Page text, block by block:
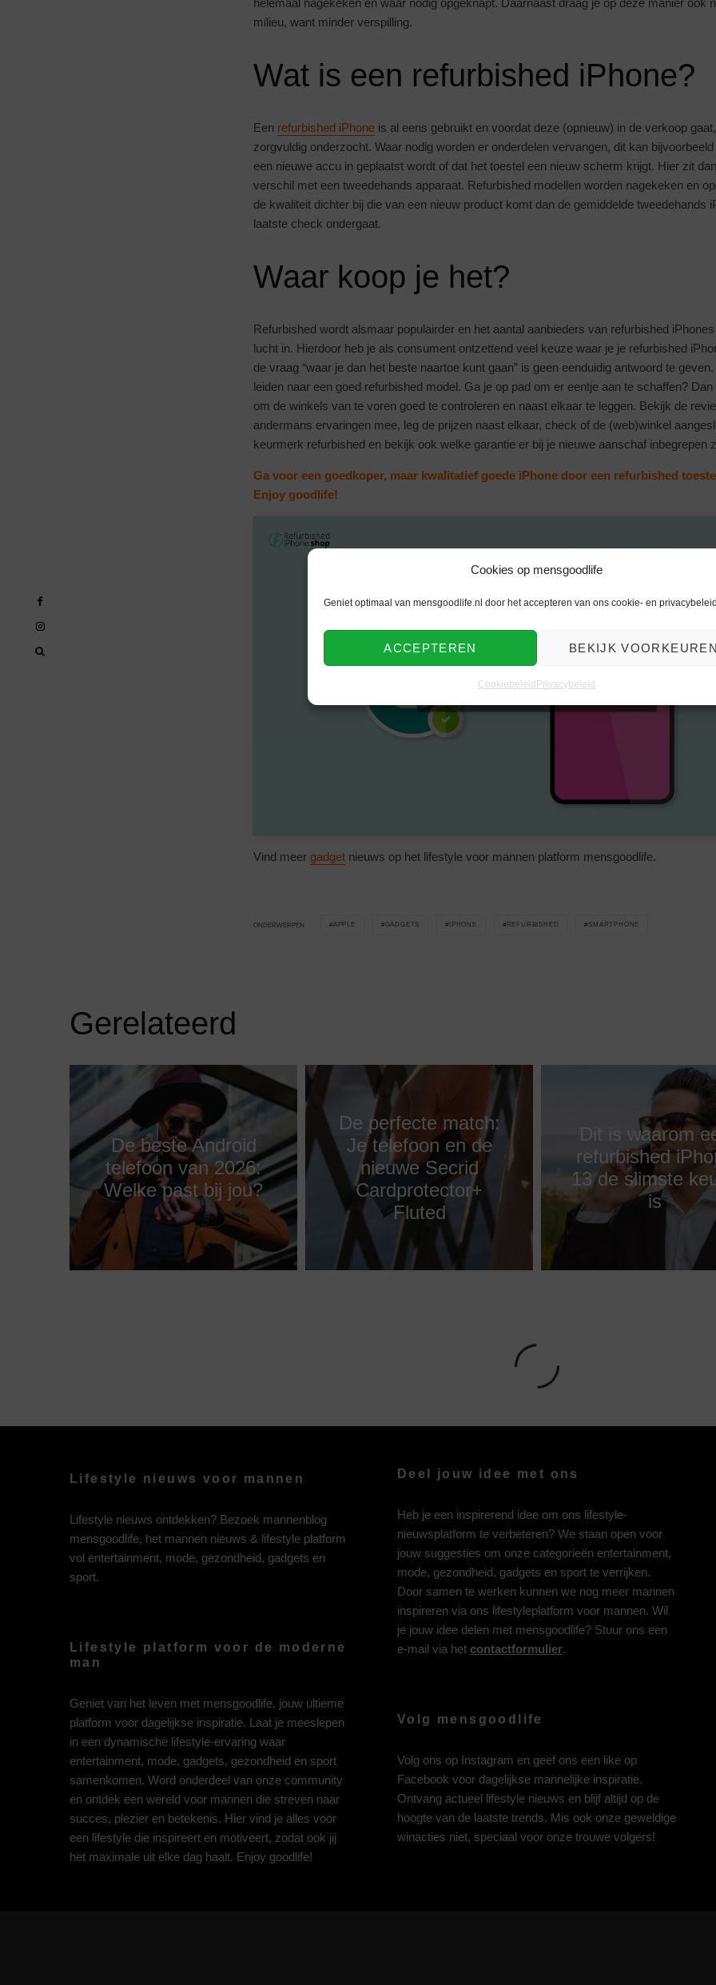
Cookies op mensgoodlife
Geniet optimaal van mensgoodlife.nl door het accepteren van ons cookie- en
ACCEPTEREN BEKIJK
Cookiebeleid Privacybeleid
helemaal nagekeken en waar nodig opgeknapt. Daarnaast draag je op deze manier ook
milieu, want minder verspilling.
Wat is een refurbished iPhone?
Een refurbished iPhone is al eens gebruikt en voordat deze (opnieuw) in de verkoop
zorgvuldig onderzocht. Waar nodig worden er onderdelen vervangen, dit kan
een nieuwe accu in geplaatst wordt of dat het toestel een nieuw scherm krijgt. Hier zit
verschil met een tweedehands apparaat. Refurbished modellen worden nagekeken en
de kwaliteit dichter bij die van een nieuw product komt dan de gemiddelde tweedehands
laatste check ondergaat.
Waar koop je het?
Refurbished wordt alsmaar populairder en het aantal aanbieders van refurbished
lucht in. Hierdoor heb je als consument ontzettend veel keuze waar je je refurbished
de vraag “waar je dan het beste naartoe kunt gaan” is geen eenduidig antwoord te
leiden naar een goed refurbished model. Ga je op pad om er eentje aan te schaffen?
om de winkels van te voren goed te controleren en naast elkaar te leggen. Bekijk de
andermans ervaringen mee, leg de prijzen naast elkaar, check of de (web)winkel
keurmerk refurbished en bekijk ook welke garantie er bij je nieuwe aanschaf inbegrepen
Ga voor een goedkoper, maar kwalitatief goede iPhone door een refurbished
Enjoy goodlife!
Vind meer gadget nieuws op het lifestyle voor mannen platform mensgoodlife.
ONDERWERPEN APPLE GADGETS IPHONE REFURBISHED SMARTPHONE
Gerelateerd
De beste Android
telefoon van 2026:
Welke past bij jou?
De perfecte match:
Je telefoon en de
nieuwe Secrid
Cardprotector+
Fluted
Dit is waarom
refurbished
13 de slimste
is
Lifestyle nieuws voor mannen
Lifestyle nieuws ontdekken? Bezoek mannenblog
mensgoodlife, het mannen nieuws & lifestyle platform
vol entertainment, mode, gezondheid, gadgets en
sport.
Lifestyle platform voor de moderne
man
Geniet van het leven met mensgoodlife, jouw ultieme
platform voor dagelijkse inspiratie. Laat je meeslepen
in een dynamische lifestyle-ervaring waar
entertainment, mode, gadgets, gezondheid en sport
samenkomen. Word onderdeel van onze community
en ontdek een wereld voor mannen die streven naar
succes, plezier en betekenis. Hier vind je alles voor
een lifestyle die inspireert en motiveert, zodat ook jij
het maximale uit elke dag haalt. Enjoy goodlife!
Deel jouw idee met ons
Heb je een inspirerend idee om ons lifestyle-
nieuwsplatform te verbeteren? We staan open voor
jouw suggesties om onze categorieën entertainment,
mode, gezondheid, gadgets en sport te verrijken.
Door samen te werken kunnen we nog meer mannen
inspireren via ons lifestyleplatform voor mannen. Wil
je jouw idee delen met mensgoodlife? Stuur ons een
e-mail via het contactformulier.
Volg mensgoodlife
Volg ons op Instagram en geef ons een like op
Facebook voor dagelijkse mannelijke inspiratie.
Ontvang actueel lifestyle nieuws en blijf altijd op de
hoogte van de laatste trends. Mis ook onze geweldige
winacties niet, speciaal voor onze trouwe volgers!